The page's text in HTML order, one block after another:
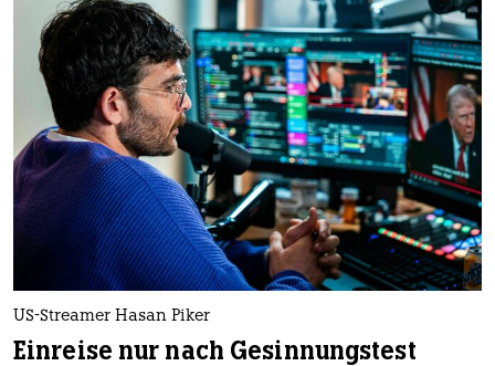
US-Streamer Hasan Piker
Einreise nur nach Gesinnungstest